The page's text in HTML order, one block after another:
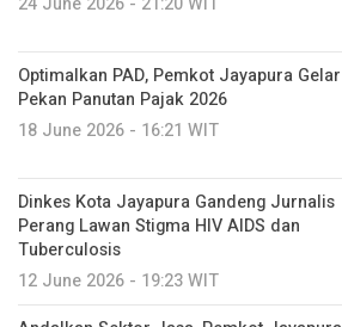
Optimalkan PAD, Pemkot Jayapura Gelar
Pekan Panutan Pajak 2026
18 June 2026 - 16:21 WIT
Dinkes Kota Jayapura Gandeng Jurnalis
Perang Lawan Stigma HIV AIDS dan
Tuberculosis
12 June 2026 - 19:23 WIT